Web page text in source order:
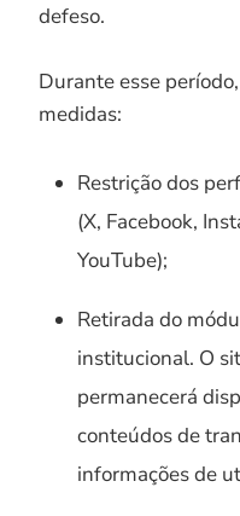
defeso.
Durante esse
medidas:
Restrição dos
(X, Facebook,
YouTube);
Retirada do
institucional. O
permanecerá
conteúdos de
informações de